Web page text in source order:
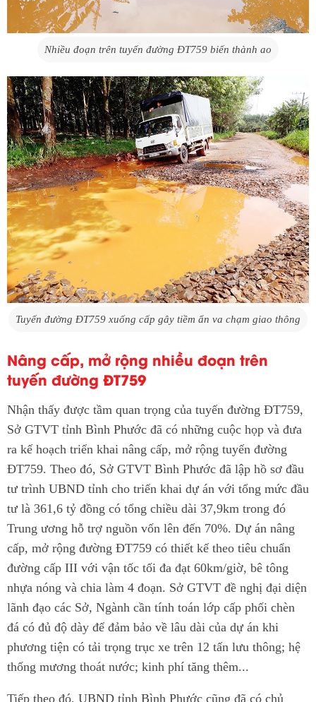
Nhiều đoạn trên tuyến đường ĐT759 biến thành ao
Tuyến đường ĐT759 xuống cấp gây tiềm ẩn va chạm giao thông
Nâng cấp, mở rộng nhiều đoạn trên
tuyến đường ĐT759
Nhận thấy được tầm quan trọng của tuyến đường ĐT759,
Sở GTVT tỉnh Bình Phước đã có những cuộc họp và đưa
ra kế hoạch triển khai nâng cấp, mở rộng tuyến đường
ĐT759. Theo đó, Sở GTVT Bình Phước đã lập hồ sơ đầu
tư trình UBND tỉnh cho triển khai dự án với tổng mức đầu
tư là 361,6 tỷ đồng có tổng chiều dài 37,9km trong đó
Trung ương hỗ trợ nguồn vốn lên đến 70%. Dự án nâng
cấp, mở rộng đường ĐT759 có thiết kế theo tiêu chuẩn
đường cấp III với vận tốc tối đa đạt 60km/giờ, bê tông
nhựa nóng và chia làm 4 đoạn. Sở GTVT đề nghị đại diện
lãnh đạo các Sở, Ngành cần tính toán lớp cấp phối chèn
đá có đủ độ dày để đảm bảo về lâu dài của dự án khi
phương tiện có tải trọng trục xe trên 12 tấn lưu thông; hệ
thống mương thoát nước; kinh phí tăng thêm...
Tiếp theo đó, UBND tỉnh Bình Phước cũng đã có chủ